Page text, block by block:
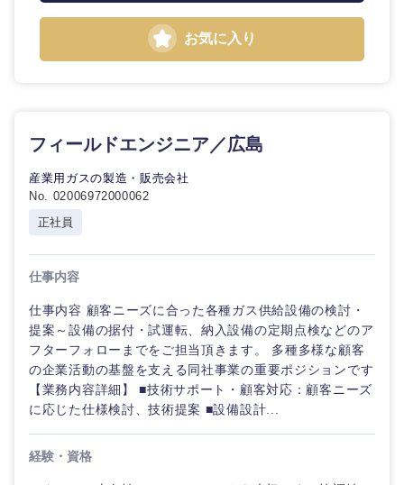
お気に入り
フィールドエンジニア／広島
産業用ガスの製造・販売会社
No. 02006972000062
正社員
仕事内容
仕事内容 顧客ニーズに合った各種ガス供給設備の検討・
提案～設備の据付・試運転、納入設備の定期点検などのア
フターフォローまでをご担当頂きます。 多種多様な顧客
の企業活動の基盤を支える同社事業の重要ポジションです
【業務内容詳細】 ■技術サポート・顧客対応：顧客ニーズ
に応じた仕様検討、技術提案 ■設備設計...
経験・資格